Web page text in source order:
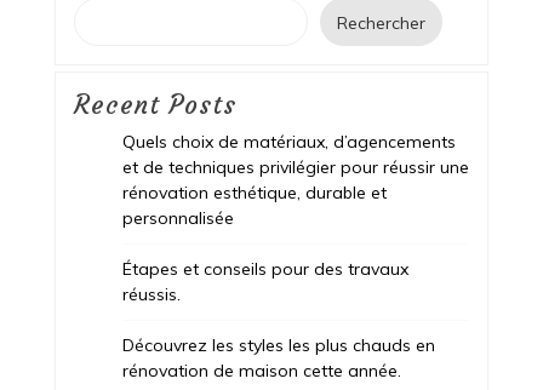
Rechercher
Recent Posts
Quels choix de matériaux, d’agencements
et de techniques privilégier pour réussir une
rénovation esthétique, durable et
personnalisée
Étapes et conseils pour des travaux
réussis.
Découvrez les styles les plus chauds en
rénovation de maison cette année.